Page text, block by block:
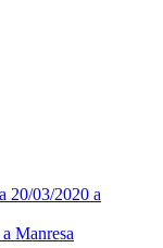
20/03/2020 a
Manresa